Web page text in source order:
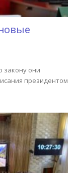
закону они
президентом